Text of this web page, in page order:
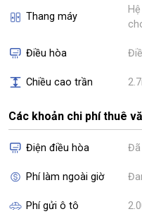
Thang máy
Điều hòa
Chiều cao trần
Các khoản chi phí thuê
Điện điều hòa Đã
Phí làm ngoài giờ
Phí gửi ô tô